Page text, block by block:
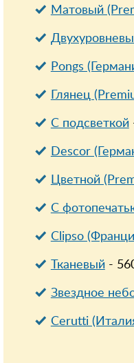
Матовый
Pongs
Глянец
С подсветкой
Descor
Цветной
С
Clipso
Тканевый-
Звездное
Cerutti